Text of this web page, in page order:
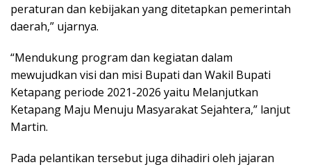
peraturan dan kebijakan yang ditetapkan pemerintah
daerah,” ujarnya.
“Mendukung program dan kegiatan dalam
mewujudkan visi dan misi Bupati dan Wakil Bupati
Ketapang periode 2021-2026 yaitu Melanjutkan
Ketapang Maju Menuju Masyarakat Sejahtera,” lanjut
Martin.
Pada pelantikan tersebut juga dihadiri oleh jajaran